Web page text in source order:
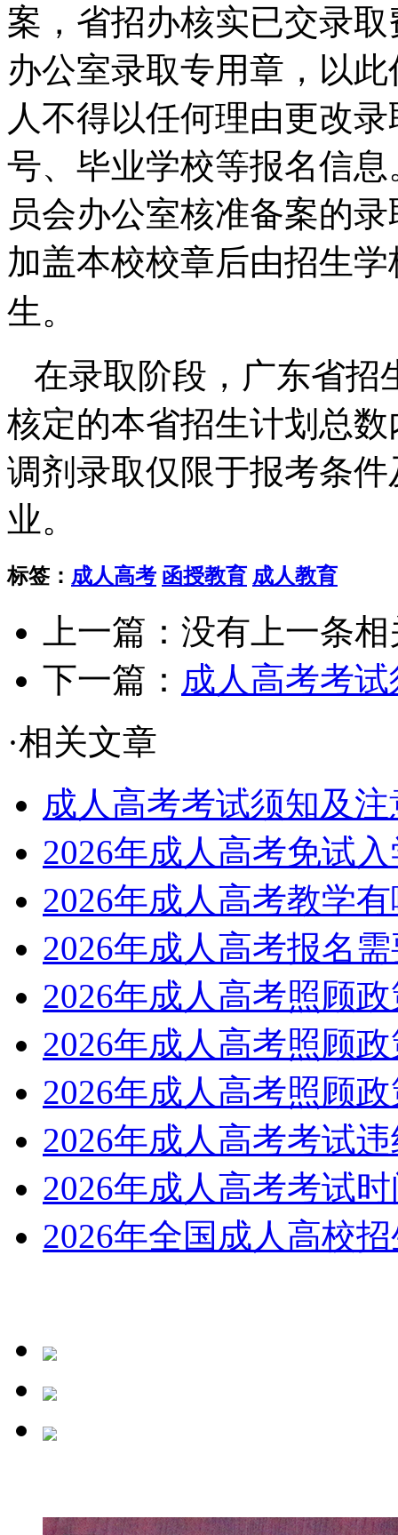
案，省招办核实已交录
办公室录取专用章，以
人不得以任何理由更改
号、毕业学校等报名信
员会办公室核准备案的
加盖本校校章后由招生
生。
在录取阶段，广东省招
核定的本省招生计划总
调剂录取仅限于报考条
业。
标签： 成人高考 函授教育 成人教育
上一篇：没有上一条
下一篇： 成人高考考
·相关文章
成人高考考试须知及
2026年成人高考免试
2026年成人高考教学
2026年成人高考报名
2026年成人高考照顾
2026年成人高考照顾
2026年成人高考照顾
2026年成人高考考试
2026年成人高考考试
2026年全国成人高校